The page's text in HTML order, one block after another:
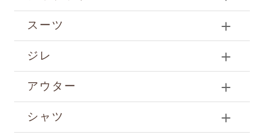
スーツ
ジレ
アウター
シャツ